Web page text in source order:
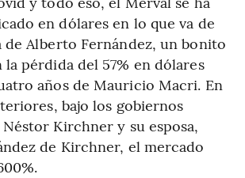
en dólares en lo que va de
de Alberto Fernández, un bonito
pérdida del 57% en dólares
años de Mauricio Macri. En
bajo los gobiernos
Kirchner y su esposa,
de Kirchner, el mercado